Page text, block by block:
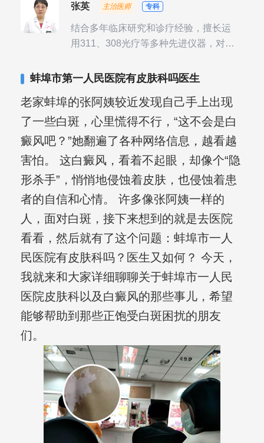
张英 主治医师 专科
结合多年临床研究和诊疗经验，擅长运
用311、308光疗等多种先进仪器，对不
其对女性银屑病、顽固性银屑病、全身
验。
蚌埠市第一人民医院有皮肤科吗医生
老家蚌埠的张阿姨较近发现自己手上出现
了一些白斑，心里慌得不行，“这不会是白
癜风吧？”她翻遍了各种网络信息，越看越
害怕。 这白癜风，看着不起眼，却像个“隐
形杀手”，悄悄地侵蚀着皮肤，也侵蚀着患
者的自信和心情。 许多像张阿姨一样的
人，面对白斑，接下来想到的就是去医院
看看，然后就有了这个问题：蚌埠市一人
民医院有皮肤科吗？医生又如何？ 今天，
我就来和大家详细聊聊关于蚌埠市一人民
医院皮肤科以及白癜风的那些事儿，希望
能够帮助到那些正饱受白斑困扰的朋友
们。